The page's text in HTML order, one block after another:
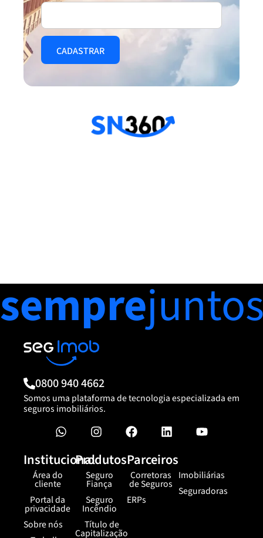
sempre
0800 940 4662
Somos uma plataforma de tecnologia especializada em
seguros imobiliários.
Institucional
Área do
cliente
Portal da
privacidade
Sobre nós
Produtos
Seguro
Fiança
Seguro
Incêndio
Título de
Capitalização
Parceiros
Corretoras
de Seguros
ERPs
Imobiliárias
Seguradoras